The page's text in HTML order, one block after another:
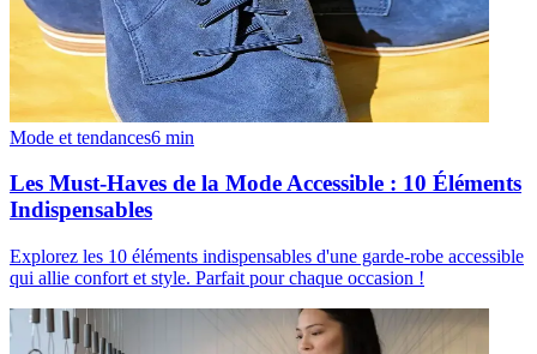
Mode et tendances6 min
Les Must-Haves de la Mode Accessible : 10 Éléments
Indispensables
Explorez les 10 éléments indispensables d'une garde-robe accessible
qui allie confort et style. Parfait pour chaque occasion !